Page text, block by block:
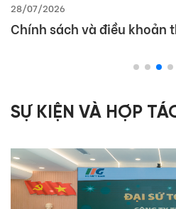
21/07/2026
Giá trị và phạm vi sử dụng
SỰ KIỆN VÀ HỢP